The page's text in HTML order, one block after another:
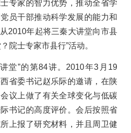
专家的智力优势，推动全省学
员干部推动科学发展的能力和
2010年起将三秦大讲堂向市县
院士专家市县行”活动。
堂”的第84讲。2010年3月19
省委书记赵乐际的邀请，在陕
议上做了有关全球变化与低碳
书记的高度评价。会后按照省
上报了研究材料，并且周卫健